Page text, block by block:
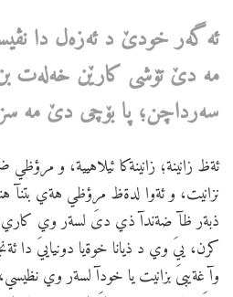
ئهگهرخودێ د ئهزهل دا
مه دێتۆشی كارێن خهلهت
سهرداچن؛ پابۆچی دێمه
ئةظ زانينة؛ زانينةكا ئيلاهيية، و
نزانيت، و ئةوا لدةظ مرؤظي هةي بتنآ
ذبةر ظآ ضةندآ ذي دىَ لسةر وي كاري
كرن، ييَ وي د ذيانا خوةيا دونياييَ دا
وآ غةيبىَ بزانيت يا خودآ لسةر وي